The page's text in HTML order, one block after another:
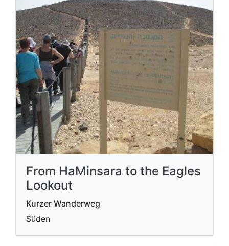
From HaMinsara to the Eagles
Lookout
Kurzer Wanderweg
Süden